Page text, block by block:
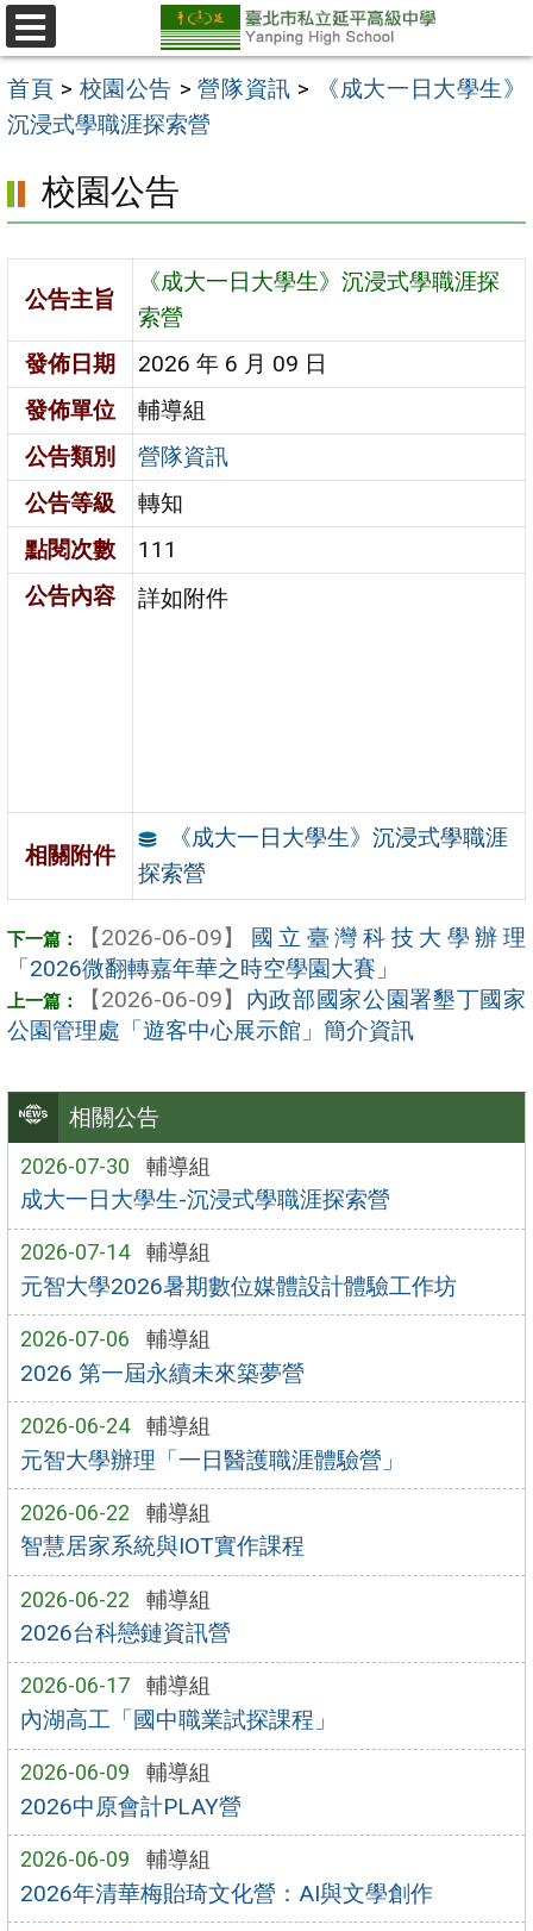
跳
至
主
要
區
選
單
首頁 > 校園公告 >營隊資訊 >
《成大一日大學生》
沉浸式學職涯探索營
相關公告
2026-07-30 輔導組
成大一日大學生-沉浸式學職涯探索營
2026-07-14 輔導組
元智大學2026暑期數位媒體設計體驗工作坊
2026-07-06 輔導組
2026 第一屆永續未來築夢營
2026-06-24 輔導組
元智大學辦理「一日醫護職涯體驗營」
2026-06-22 輔導組
智慧居家系統與IOT實作課程
2026-06-22 輔導組
2026台科戀鏈資訊營
2026-06-17 輔導組
內湖高工「國中職業試探課程」
2026-06-09 輔導組
2026中原會計PLAY營
2026-06-09 輔導組
2026年清華梅貽琦文化營：AI與文學創作
校園公告
公告主旨
《成大一日大學生》沉浸式學職涯探
索營
發佈日期
2026 年 6 月 09 日
發佈單位
輔導組
公告類別
營隊資訊
公告等級
轉知
點閱次數
111
公告內容
詳如附件
相關附件
《成大一日大學生》沉浸式學職涯
探索營
【2026-06-09】
國立臺灣科技大學辦理
「2026微翻轉嘉年華之時空學園大賽」
【2026-06-09】 內政部國家公園署墾丁國家
公園管理處「遊客中心展示館」簡介資訊